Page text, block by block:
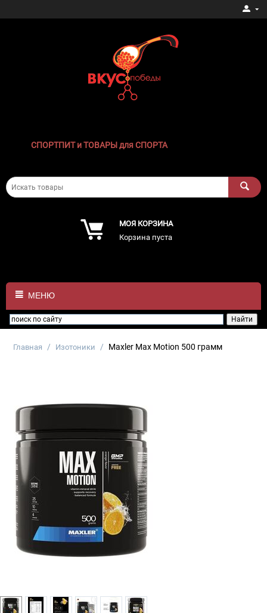
СПОРТПИТ и ТОВАРЫ для СПОРТА
МОЯ КОРЗИНА
Корзина пуста
МЕНЮ
Главная / Изотоники / Maxler Max Motion 500 грамм